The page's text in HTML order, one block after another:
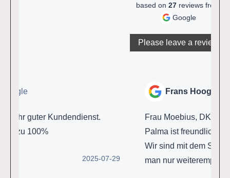
based on 27 reviews from
Google
Please leave a review
guter Kundendienst.
100%
2025-07-29
Frans Hooghiemstra
Frau Moebius, DKV
Palma ist freundlich,
Wir sind mit dem Service
man nur weiterempfehlen 👍